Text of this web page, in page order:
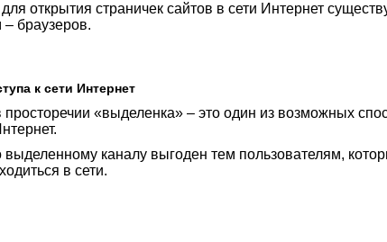
открытия страничек сайтов в сети Интернет
– браузеров.
к сети Интернет
«выделенка» – это один из возможных
выделенному каналу выгоден тем пользователям,
в сети.